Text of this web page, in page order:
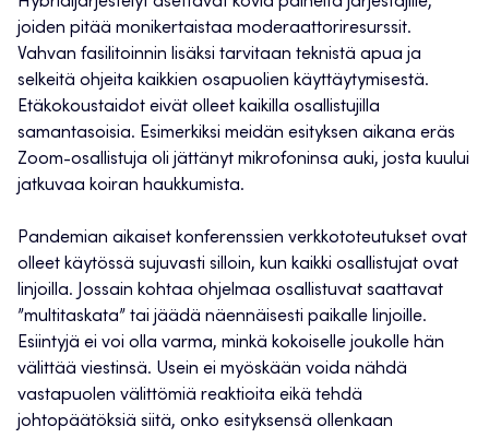
joiden pitää monikertaistaa moderaattoriresurssit.
Vahvan fasilitoinnin lisäksi tarvitaan teknistä apua ja
selkeitä ohjeita kaikkien osapuolien käyttäytymisestä.
Etäkokoustaidot eivät olleet kaikilla osallistujilla
samantasoisia. Esimerkiksi meidän esityksen aikana eräs
Zoom-osallistuja oli jättänyt mikrofoninsa auki, josta kuului
jatkuvaa koiran haukkumista.
Pandemian aikaiset konferenssien verkkototeutukset ovat
olleet käytössä sujuvasti silloin, kun kaikki osallistujat ovat
linjoilla. Jossain kohtaa ohjelmaa osallistuvat saattavat
”multitaskata” tai jäädä näennäisesti paikalle linjoille.
Esiintyjä ei voi olla varma, minkä kokoiselle joukolle hän
välittää viestinsä. Usein ei myöskään voida nähdä
vastapuolen välittömiä reaktioita eikä tehdä
johtopäätöksiä siitä, onko esityksensä ollenkaan